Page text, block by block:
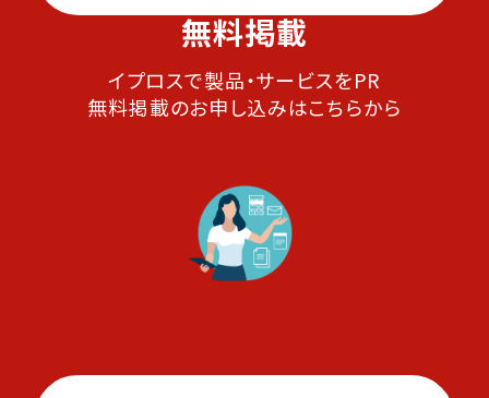
無料掲載
イプロスで製品・サービスをPR
無料掲載のお申し込みはこちらから